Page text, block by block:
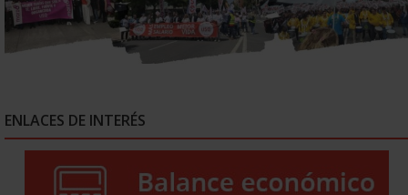
ENLACES DE INTERÉS